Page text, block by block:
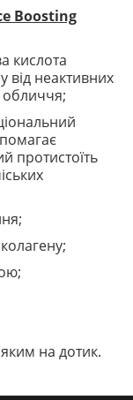
Boosting
кислота
від неактивних
обличчя;
протистоїть
на дотик.